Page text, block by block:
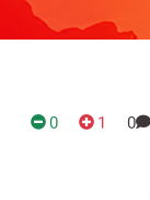
0
1
0